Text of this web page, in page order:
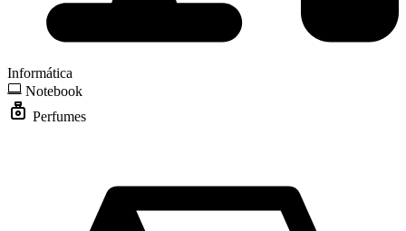
Informática
Notebook
Perfumes